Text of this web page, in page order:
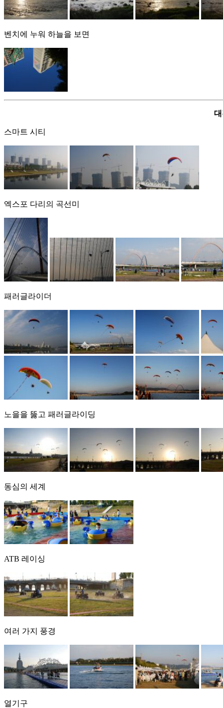
벤치에 누워 하늘을 보면
스마트 시티
엑스포 다리의 곡선미
패러글라이더
노을을 뚫고 패러글라이딩
동심의 세계
ATB 레이싱
여러 가지 풍경
열기구